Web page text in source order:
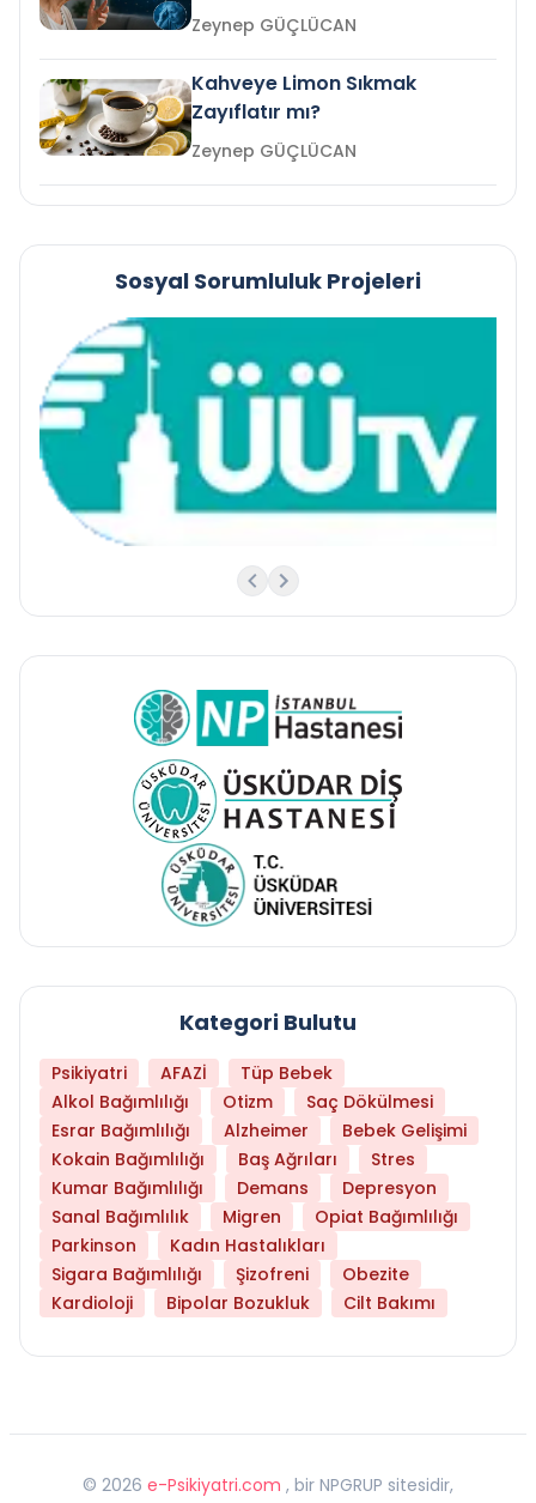
mi?
Zeynep GÜÇLÜCAN
Kahveye Limon Sıkmak
Zayıflatır mı?
Zeynep GÜÇLÜCAN
Sosyal Sorumluluk Projeleri
Kategori Bulutu
Psikiyatri AFAZİ
Tüp Bebek
Alkol Bağımlılığı
Otizm
Saç Dökülmesi
Esrar Bağımlılığı
Alzheimer
Bebek Gelişimi
Kokain Bağımlılığı
Baş Ağrıları
Stres
Kumar Bağımlılığı
Demans
Depresyon
Sanal Bağımlılık
Migren
Opiat Bağımlılığı
Parkinson
Kadın Hastalıkları
Sigara Bağımlılığı
Şizofreni
Obezite
Kardioloji
Bipolar Bozukluk Cilt Bakımı
© 2026 e-Psikiyatri.com , bir NPGRUP sitesidir,